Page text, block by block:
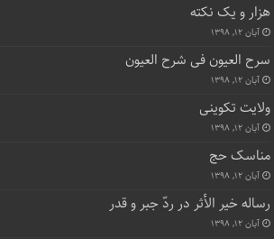
هزار و یک نکته
آبان ۱۲, ۱۳۹۸
سرح العیون فی شرح العیون
آبان ۱۲, ۱۳۹۸
ولایت تکوینی
آبان ۱۲, ۱۳۹۸
مناسک حج
آبان ۱۲, ۱۳۹۸
رساله خیر الأثر در ردّ جبر و قدر
آبان ۱۲, ۱۳۹۸